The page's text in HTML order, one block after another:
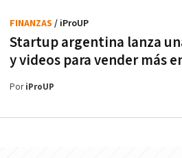
Startup argentina lanza
y videos para vender más
FINANZAS / iProUP
PoriProUP